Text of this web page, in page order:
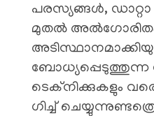
പരസ്യങ്ങൾ,
മുതൽ
ടെക്നിക്കുകളും
ഗിച്ച്